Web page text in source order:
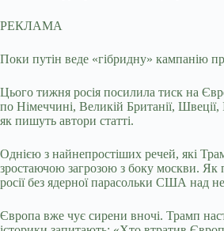
РЕКЛАМА
Поки путін веде «гібридну» кампанію
Цього тижня росія посилила тиск на
по Німеччині, Великій Британії, Швеції,
як пишуть автори статті.
Однією з найнепростіших речей, які
зростаючою загрозою з боку москви. Як
росії без ядерної парасольки США над
Європа вже чує сирени вночі. Трамп